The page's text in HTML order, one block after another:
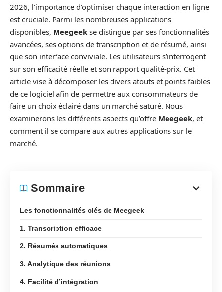
2026, l’importance d’optimiser chaque interaction en ligne
est cruciale. Parmi les nombreuses applications
disponibles, Meegeek se distingue par ses fonctionnalités
avancées, ses options de transcription et de résumé, ainsi
que son interface conviviale. Les utilisateurs s’interrogent
sur son efficacité réelle et son rapport qualité-prix. Cet
article vise à décomposer les divers atouts et points faibles
de ce logiciel afin de permettre aux consommateurs de
faire un choix éclairé dans un marché saturé. Nous
examinerons les différents aspects qu’offre Meegeek, et
comment il se compare aux autres applications sur le
marché.
Sommaire
Les fonctionnalités clés de Meegeek
1. Transcription efficace
2. Résumés automatiques
3. Analytique des réunions
4. Facilité d’intégration